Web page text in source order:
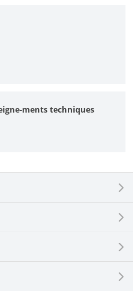
fine
tactiles
solaires
ments techniques